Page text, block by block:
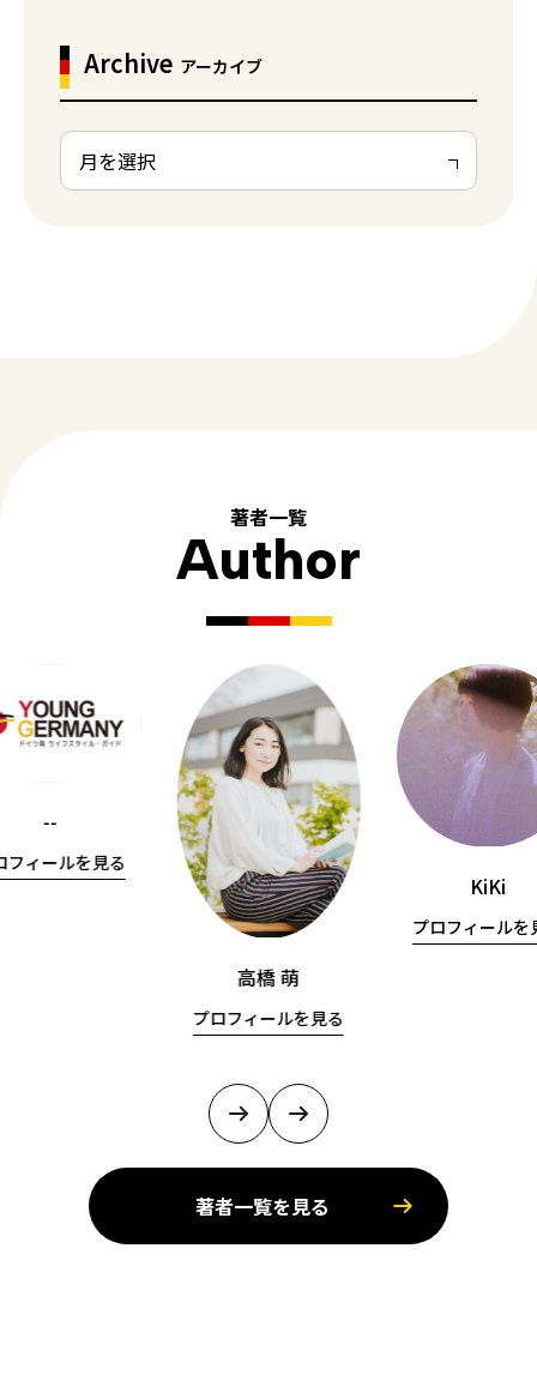
Archive アーカイブ
著者一覧
Author
--
フィールを見る
高橋 萌
プロフィールを見る
KiKi
プロフィールを
著者一覧を見る